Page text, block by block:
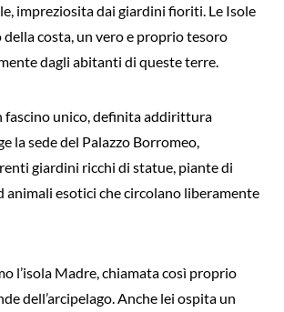
impreziosita dai giardini fioriti. Le Isole
della costa, un vero e proprio tesoro
dagli abitanti di queste terre.
fascino unico, definita addirittura
la sede del Palazzo Borromeo,
giardini ricchi di statue, piante di
animali esotici che circolano liberamente
l’isola Madre, chiamata così proprio
dell’arcipelago. Anche lei ospita un